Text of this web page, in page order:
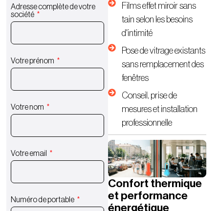
Films effet miroir sans
tain selon les besoins
d'intimité
Pose de vitrage existants
sans remplacement des
fenêtres
Conseil, prise de
mesures et installation
professionnelle
Confort thermique
et performance
énergétique
Adresse complète de votre
société
Votre prénom
Votre nom
Votre email
Numéro de portable